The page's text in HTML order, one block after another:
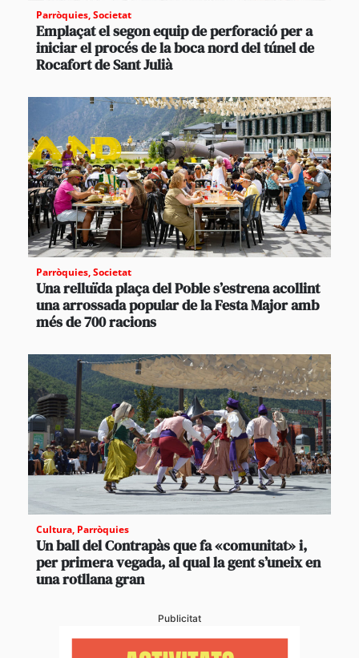
Parròquies,Societat
Emplaçat el segon equip de perforació per a
iniciar el procés de la boca nord del túnel de
Rocafort de Sant Julià
Parròquies,Societat
Una relluïda plaça del Poble s’estrena acollint
una arrossada popular de la Festa Major amb
més de 700 racions
Cultura, Parròquies
Un ball del Contrapàs que fa «comunitat» i,
per primera vegada, al qual la gent s’uneix en
una rotllana gran
Publicitat